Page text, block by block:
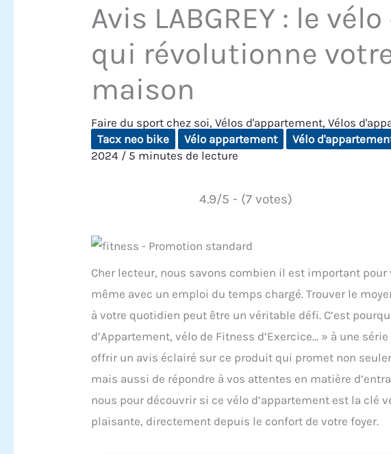
Avis LABGREY : le
qui révolutionne
maison
Faire du sport chez soi,Vélos d'appartement,Vélos
Tacx neo bike
Vélo appartement Vélo
2024 / 5 minutes de lecture
4.9/5 - (7 votes)
Cher lecteur, nous savons combien il est important
même avec un emploi du temps chargé. Trouver le
à votre quotidien peut être un véritable défi. C’est
d’Appartement, vélo de Fitness d’Exercice… » à une
offrir un avis éclairé sur ce produit qui promet non
mais aussi de répondre à vos attentes en matière
nous pour découvrir si ce vélo d’appartement est la clé
plaisante, directement depuis le confort de votre foyer.